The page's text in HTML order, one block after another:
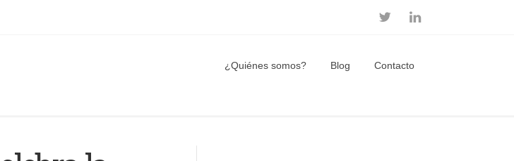
¿Quiénes somos? Blog Contacto